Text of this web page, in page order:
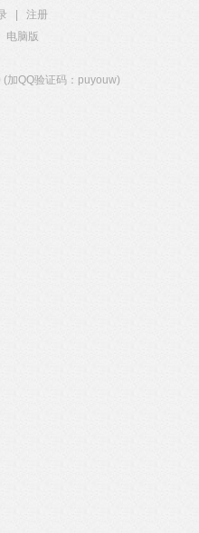
注册
电脑版
加QQ验证码：puyouw)